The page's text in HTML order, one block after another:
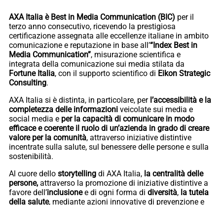
AXA Italia è Best in Media Communication (BIC) per il
terzo anno consecutivo, ricevendo la prestigiosa
certificazione assegnata alle eccellenze italiane in ambito
comunicazione e reputazione in base all’“Index Best in
Media Communication”, misurazione scientifica e
integrata della comunicazione sui media stilata da
Fortune Italia, con il supporto scientifico di Eikon Strategic
Consulting.
AXA Italia si è distinta, in particolare, per l’accessibilità e la
completezza delle informazioni veicolate sui media e
social media e per la capacità di comunicare in modo
efficace e coerente il ruolo di un’azienda in grado di creare
valore per la comunità, attraverso iniziative distintive
incentrate sulla salute, sul benessere delle persone e sulla
sostenibilità.
Al cuore dello storytelling di AXA Italia, la centralità delle
persone, attraverso la promozione di iniziative distintive a
favore dell’inclusionee di ogni forma di diversità, la tutela
della salute, mediante azioni innovative di prevenzione e